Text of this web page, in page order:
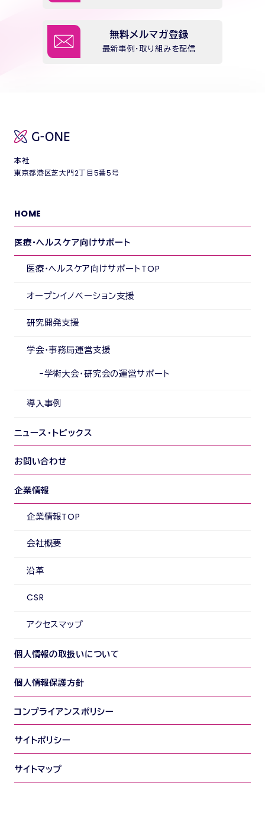
無料メルマガ登録
最新事例・取り組みを配信
本社
東京都港区芝大門2丁目5番5号
HOME
医療・ヘルスケア向けサポート
医療・ヘルスケア向けサポートTOP
オープンイノベーション支援
研究開発支援
学会・事務局運営支援
学術大会・研究会の運営サポート
導入事例
ニュース・トピックス
お問い合わせ
企業情報
企業情報TOP
会社概要
沿革
CSR
アクセスマップ
個人情報の取扱いについて
個人情報保護方針
コンプライアンスポリシー
サイトポリシー
サイトマップ